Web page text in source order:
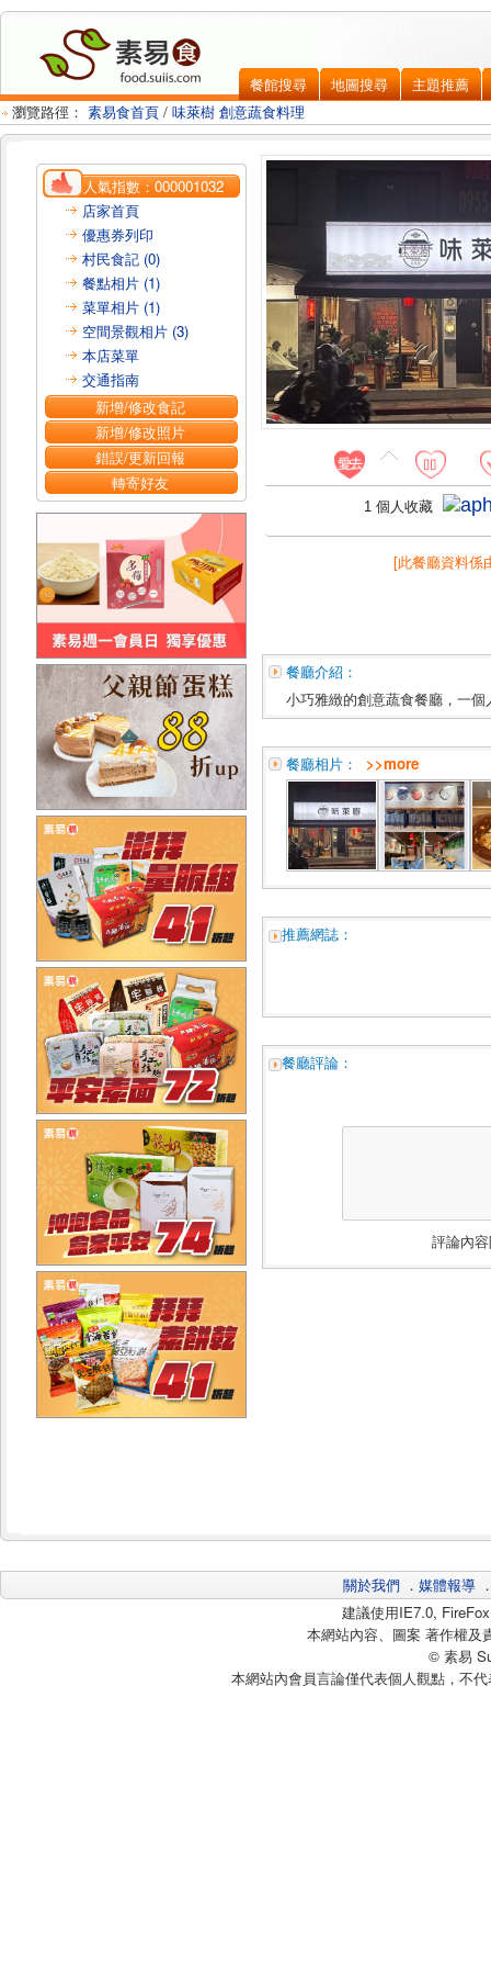
餐館搜尋 地圖搜尋
主題推薦
瀏覽路徑： 素易食首頁 / 味萊樹 創意蔬食料理
人氣指數：000001032
店家首頁
優惠券列印
村民食記 (0)
餐點相片 (1)
菜單相片 (1)
空間景觀相片 (3)
本店菜單
交通指南
新增/修改食記
新增/修改照片
錯誤/更新回報
轉寄好友
1 個人收藏
[此餐廳資料係
餐廳介紹：
小巧雅緻的創意蔬食餐廳，一
餐廳相片： >>more
推薦網誌：
餐廳評論：
評論內
關於我們 ． 媒體報導
建議使用IE7.0,
本網站內容、圖案 著作權及
© 素易
本網站內會員言論僅代表個人觀點，不